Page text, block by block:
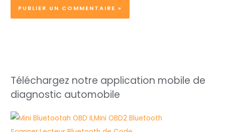
Téléchargez notre application mobile de
diagnostic automobile